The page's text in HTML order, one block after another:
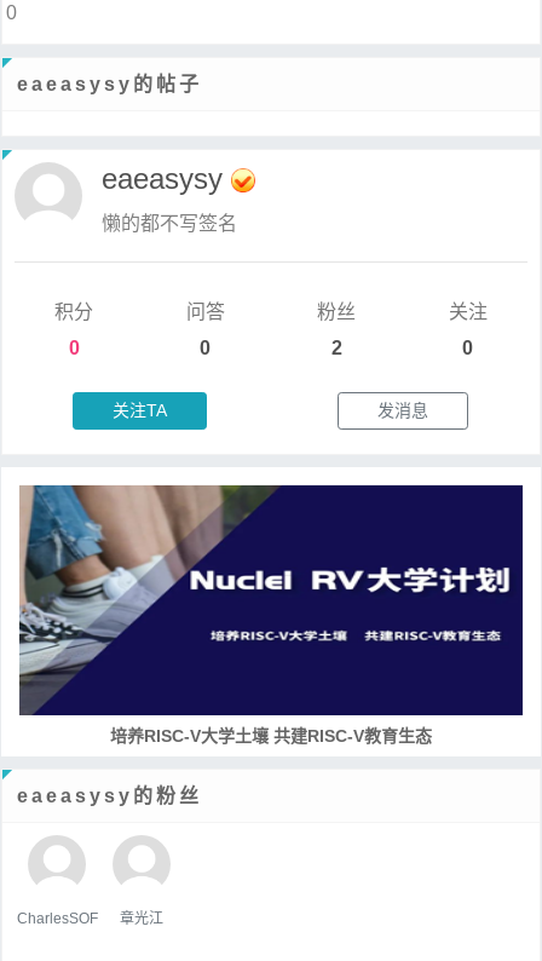
0
eaeasysy的帖子
eaeasysy
懒的都不写签名
积分
0
问答
0
粉丝
2
关注
0
关注TA 发消息
培养RISC-V大学土壤 共建RISC-V教育生态
eaeasysy的粉丝
CharlesSOF 章光江